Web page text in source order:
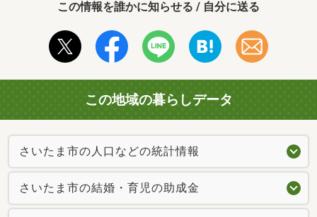
この情報を誰かに知らせる / 自分に送る
この地域の暮らしデータ
さいたま市の人口などの統計情報
さいたま市の結婚・育児の助成金